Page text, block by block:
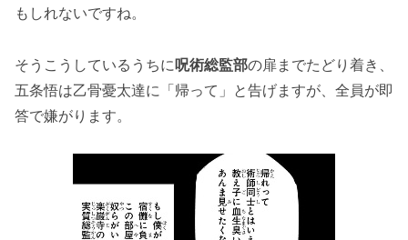
もしれないですね。
そうこうしているうちに呪術総監部の扉までたどり着き、
五条悟は乙骨憂太達に「帰って」と告げますが、全員が即
答で嫌がります。